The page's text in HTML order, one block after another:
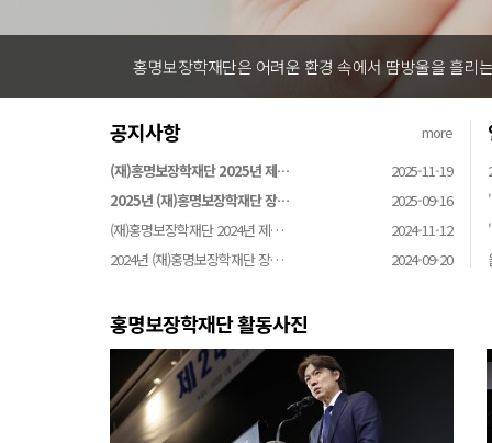
홍명보장학재단은 어려운 환경 속에서 땀방울을 흘리
공지사항
more
(재)홍명보장학재단 2025년 제…
2025-11-19
2025년 (재)홍명보장학재단 장…
2025-09-16
(재)홍명보장학재단 2024년 제…
2024-11-12
2024년 (재)홍명보장학재단 장…
2024-09-20
홍명보장학재단 활동사진